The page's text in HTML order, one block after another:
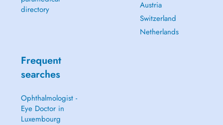
Tram: Waassertuerm stop
Parking: 3 hours of free parking at the Cloche d'Or shopping center,
500 meters from the practice.
directory
Austria
Switzerland
Netherlands
Frequent
searches
Ophthalmologist -
Eye Doctor in
Luxembourg